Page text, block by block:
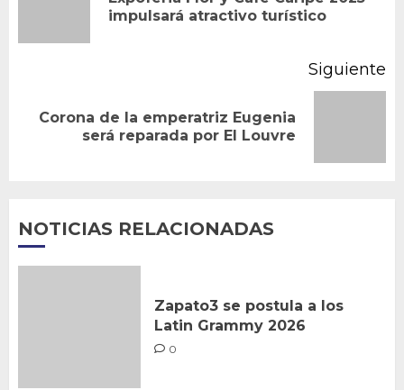
entradasimpulsará atractivo turístico
Siguiente
Siguiente
entrada:
Corona de la emperatriz Eugenia
será reparada por El Louvre
NOTICIAS RELACIONADAS
Zapato3 se postula a los
Latin Grammy 2026
0